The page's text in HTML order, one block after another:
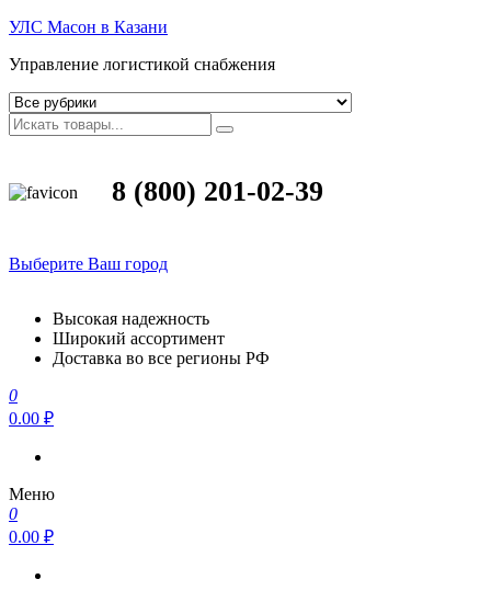
УЛС Масон в Казани
Управление логистикой снабжения
8 (800) 201-02-39
Выберите Ваш город
Высокая надежность
Широкий ассортимент
Доставка во все регионы РФ
0
0.00 ₽
Меню
0
0.00 ₽